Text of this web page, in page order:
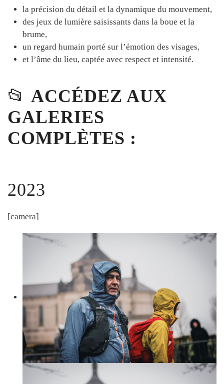
la précision du détail et la dynamique du mouvement,
des jeux de lumière saisissants dans la boue et la
brume,
un regard humain porté sur l’émotion des visages,
et l’âme du lieu, captée avec respect et intensité.
📂 ACCÉDEZ AUX
GALERIES
COMPLÈTES :
2023
[camera]